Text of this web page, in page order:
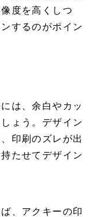
度を高くしつ
するのがポイン
は、余白やカッ
ょう。デザイン
印刷のズレが出
たせてデザイン
、アクキーの印